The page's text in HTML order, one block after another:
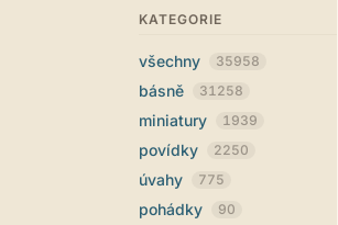
KATEGORIE
všechny 35958
básně 31258
miniatury 1939
povídky 2250
úvahy 775
pohádky 90